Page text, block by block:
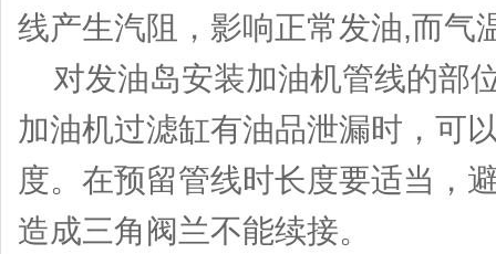
线产生汽阻，影响正常发油,而气
对发油岛安装加油机管线的部
加油机过滤缸有油品泄漏时，可
度。在预留管线时长度要适当，
造成三角阀兰不能续接。